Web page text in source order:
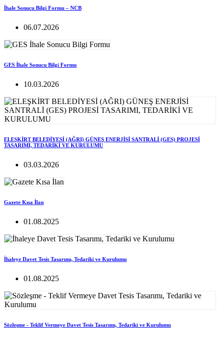
İhale Sonucu Bilgi Formu – NCB
06.07.2026
GES İhale Sonucu Bilgi Formu
10.03.2026
ELEŞKİRT BELEDİYESİ (AĞRI) GÜNEŞ ENERJİSİ SANTRALİ (GES) PROJESİ
TASARIMI, TEDARİKİ VE KURULUMU
03.03.2026
Gazete Kısa İlan
01.08.2025
İhaleye Davet Tesis Tasarımı, Tedariki ve Kurulumu
01.08.2025
Sözleşme - Teklif Vermeye Davet Tesis Tasarımı, Tedariki ve Kurulumu